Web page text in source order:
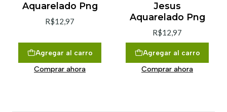
Aquarelado Png
R$12,97
Agregar al carro
Comprar ahora
Jesus
Aquarelado Png
R$12,97
Agregar al carro
Comprar ahora